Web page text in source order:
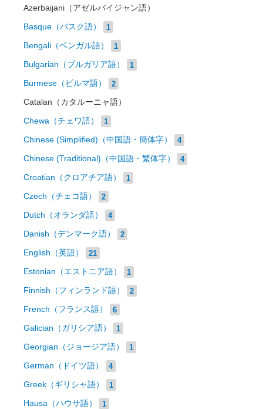
Azerbaijani（アゼルバイジャン語）
Basque（バスク語） 1
Bengali（ベンガル語） 1
Bulgarian（ブルガリア語） 1
Burmese（ビルマ語） 2
Catalan（カタルーニャ語）
Chewa（チェワ語） 1
Chinese (Simplified)（中国語・簡体字） 4
Chinese (Traditional)（中国語・繁体字） 4
Croatian（クロアチア語） 1
Czech（チェコ語） 2
Dutch（オランダ語） 4
Danish（デンマーク語） 2
English（英語） 21
Estonian（エストニア語） 1
Finnish（フィンランド語） 2
French（フランス語） 6
Galician（ガリシア語） 1
Georgian（ジョージア語） 1
German（ドイツ語） 4
Greek（ギリシャ語） 1
Hausa（ハウサ語） 1